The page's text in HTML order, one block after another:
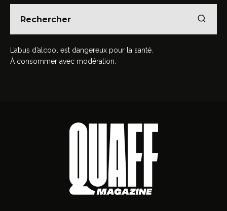
L’abus d’alcool est dangereux pour la santé.
À consommer avec modération.